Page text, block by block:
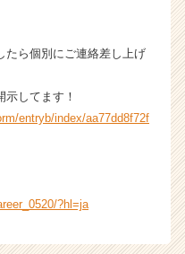
たら個別にご連絡差し上げ
してます！
entryb/index/aa77dd8f72f
?hl=ja